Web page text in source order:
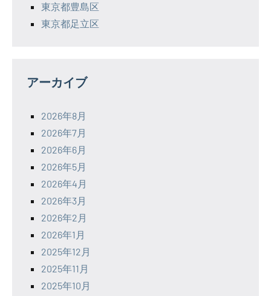
東京都豊島区
東京都足立区
アーカイブ
2026年8月
2026年7月
2026年6月
2026年5月
2026年4月
2026年3月
2026年2月
2026年1月
2025年12月
2025年11月
2025年10月